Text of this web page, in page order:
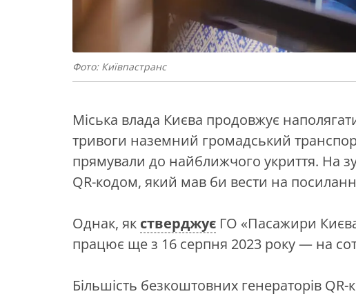
Фото: Київпастранс
Міська влада Києва продовжує
тривоги наземний громадський
прямували до найближчого укриття. На
QR-кодом, який мав би вести на
Однак, як стверджує ГО «Пасажири
працює ще з 16 серпня 2023 року — на
Більшість безкоштовних генераторів